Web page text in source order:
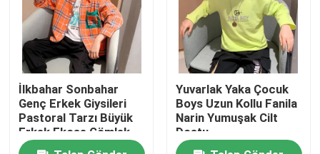
Sıcak Çocuk Montları
Çocuk Pantolonları
Çocuk Elbise Giyim
İlkbahar Sonbahar
Genç Erkek Giysileri
Pastoral Tarzı Büyük
Erkek Ekose Gömlek
Yuvarlak Yaka Çocuk
Boys Uzun Kollu Fanila
Narin Yumuşak Cilt
Dostu